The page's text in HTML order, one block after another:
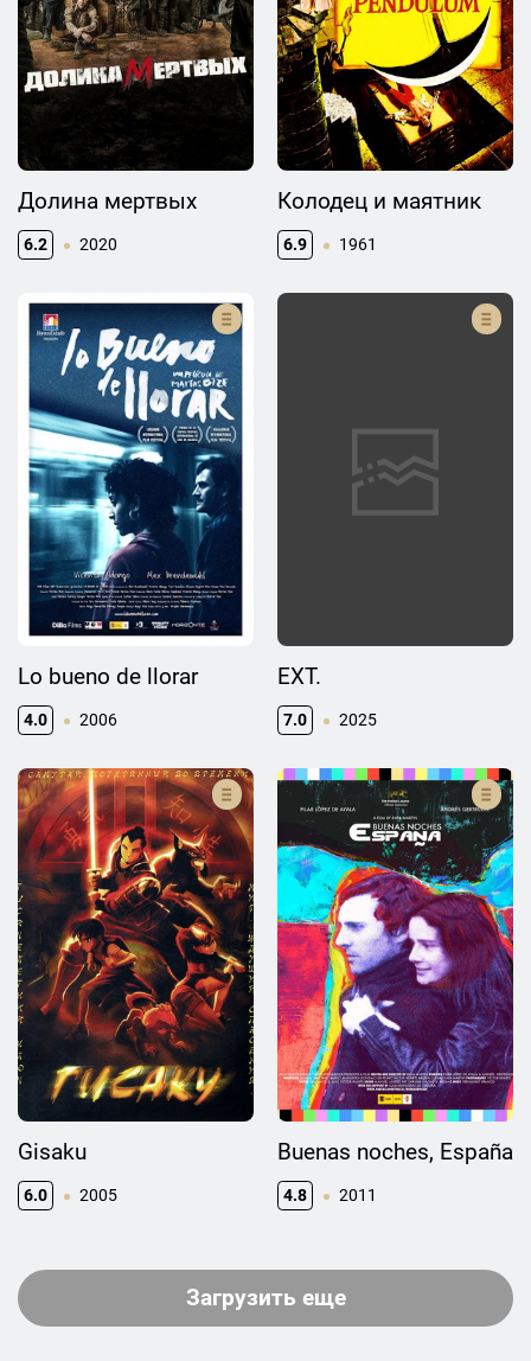
Долина мертвых
6.2 2020
Колодец и маятник
6.9 1961
Lo bueno de llorar
4.0 2006
EXT.
7.0 2025
Gisaku
6.0 2005
Buenas noches, España
4.8 2011
Загрузить еще